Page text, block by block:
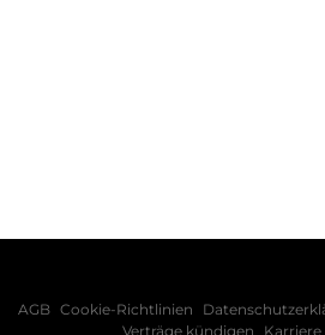
AGB Cookie-Richtlinien
Verträge kündigen
Karriere